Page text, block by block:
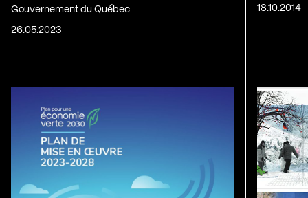
Gouvernement du Québec
26.05.2023
18.10.2014